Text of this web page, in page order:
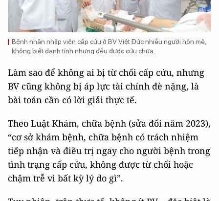
Bệnh nhân nhập viện cấp cứu ở BV Việt Đức nhiều người hôn mê,
không biết danh tính nhưng đều được cứu chữa.
Làm sao để không ai bị từ chối cấp cứu, nhưng
BV cũng không bị áp lực tài chính đè nặng, là
bài toán cần có lời giải thực tế.
Theo Luật Khám, chữa bệnh (sửa đổi năm 2023),
“cơ sở khám bệnh, chữa bệnh có trách nhiệm
tiếp nhận và điều trị ngay cho người bệnh trong
tình trạng cấp cứu, không được từ chối hoặc
chậm trễ vì bất kỳ lý do gì”.